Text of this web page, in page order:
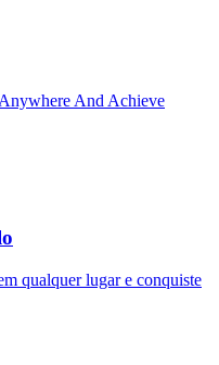
And Achieve
qualquer lugar e conquiste